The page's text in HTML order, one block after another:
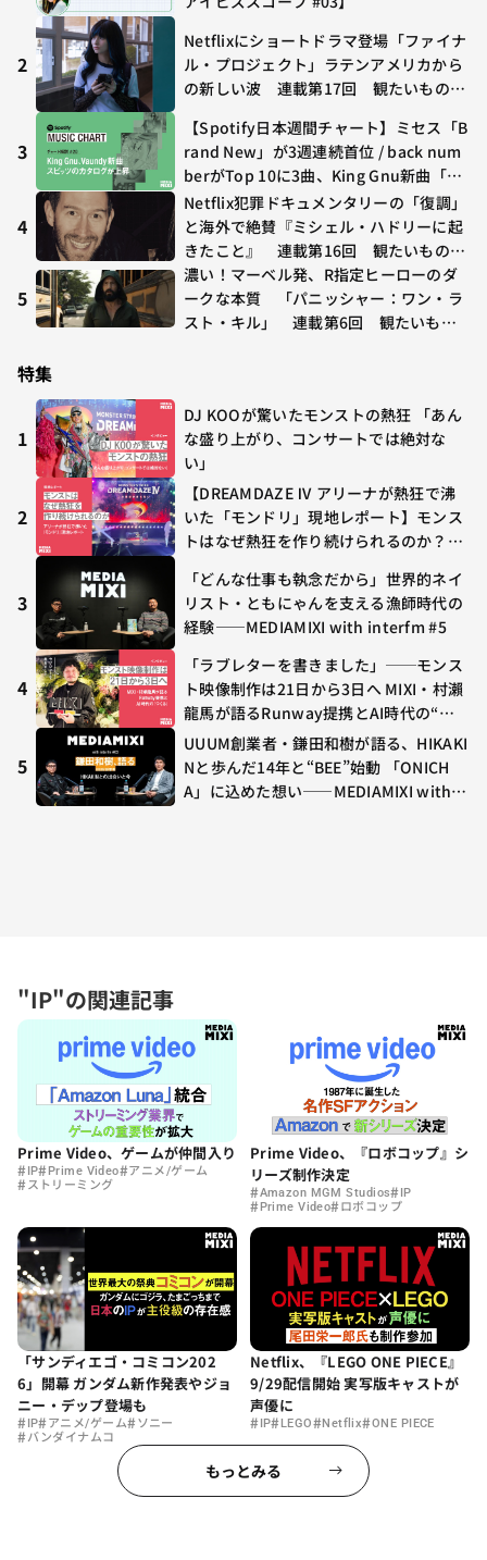
"IP"の関連記事
Prime Video、ゲームが仲間入り
# IP# Prime Video#アニメ/ゲーム
#ストリーミング
Prime Video、『ロボコップ』シ
リーズ制作決定
#Amazon MGM Studios# IP
# Prime Video# ロボコップ
「サンディエゴ・コミコン202
6」開幕 ガンダム新作発表やジョ
ニー・デップ登場も
#IP#アニメ/ゲーム#ソニー
#バンダイナムコ
Netflix、『LEGO ONE PIECE』
9/29配信開始 実写版キャストが
声優に
#IP#LEGO#Netflix#ONE PIECE
もっとみる
2
Netflixにショートドラマ登場「ファイナ
ル・プロジェクト」ラテンアメリカから
の新しい波 連載第17回 観たいものが
3
【Spotify日本週間チャート】ミセス「B
rand New」が3週連続首位 / back num
berがTop 10に3曲、King Gnu新曲「G
O GHOST」が初登場〜集計期間：2026
年7/24〜7/30
4
Netflix犯罪ドキュメンタリーの「復調」
と海外で絶賛『ミシェル・ハドリーに起
きたこと』 連載第16回 観たいものが
多すぎる～稲垣貴俊の配信時評
5
濃い！マーベル発、R指定ヒーローのダ
ークな本質 「パニッシャー：ワン・ラ
スト・キル」 連載第6回 観たいもの
特集
1
DJ KOOが驚いたモンストの熱狂 「あん
な盛り上がり、コンサートでは絶対な
い」
2
【DREAMDAZE Ⅳ アリーナが熱狂で沸
いた「モンドリ」現地レポート】モンス
トはなぜ熱狂を作り続けられるのか？コ
や、兎田ぺこら、壱百満天原サロメらも
集結
3
「どんな仕事も執念だから」世界的ネイ
リスト・ともにゃんを支える漁師時代の
経験——MEDIAMIXI with interfm #5
4
「ラブレターを書きました」──モンス
ト映像制作は21日から3日へ MIXI・村瀨
龍馬が語るRunway提携とAI時代の“つ
くる”
5
UUUM創業者・鎌田和樹が語る、HIKAKI
Nと歩んだ14年と“BEE”始動 「ONICH
A」に込めた想い——MEDIAMIXI with in